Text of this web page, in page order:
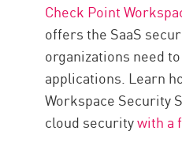
Check Point
offers the SaaS
organizations need
applications. Learn
Workspace Security
cloud securitywith a